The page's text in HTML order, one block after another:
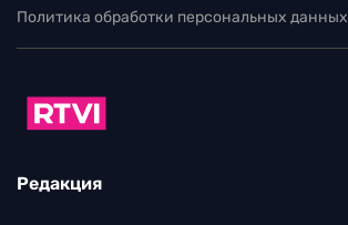
Политика обработки персональных данных
Редакция